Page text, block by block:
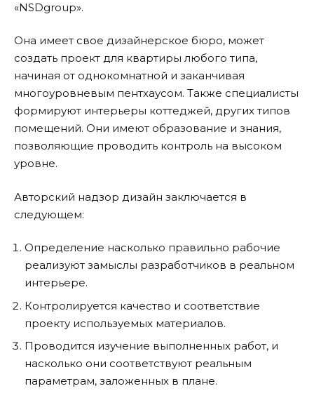
«NSDgroup».
Она имеет свое дизайнерское бюро, может
создать проект для квартиры любого типа,
начиная от однокомнатной и заканчивая
многоуровневым пентхаусом. Также специалисты
формируют интерьеры коттеджей, других типов
помещений. Они имеют образование и знания,
позволяющие проводить контроль на высоком
уровне.
Авторский надзор дизайн заключается в
следующем:
Определение насколько правильно рабочие
реализуют замыслы разработчиков в реальном
интерьере.
Контролируется качество и соответствие
проекту используемых материалов.
Проводится изучение выполненных работ, и
насколько они соответствуют реальным
параметрам, заложенных в плане.